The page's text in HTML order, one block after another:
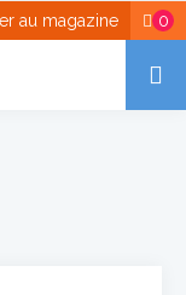
0
au magazine